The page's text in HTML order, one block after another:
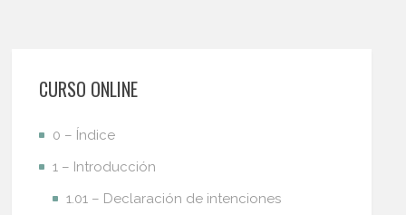
CURSO ONLINE
0 – Índice
1 – Introducción
1.01 – Declaración de intenciones